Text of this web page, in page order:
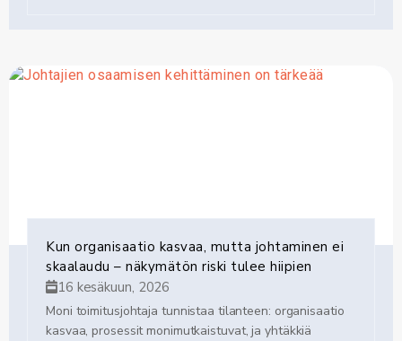
Kun organisaatio kasvaa, mutta johtaminen ei
skaalaudu – näkymätön riski tulee hiipien
16 kesäkuun, 2026
Moni toimitusjohtaja tunnistaa tilanteen: organisaatio
kasvaa, prosessit monimutkaistuvat, ja yhtäkkiä